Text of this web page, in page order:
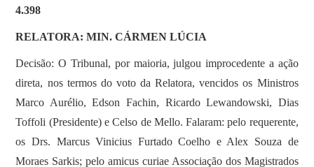
4.398
RELATORA: MIN. CÁRMEN LÚCIA
Decisão: O Tribunal, por maioria, julgou improcedente a ação
direta, nos termos do voto da Relatora, vencidos os Ministros
Marco Aurélio, Edson Fachin, Ricardo Lewandowski, Dias
Toffoli (Presidente) e Celso de Mello. Falaram: pelo requerente,
os Drs. Marcus Vinicius Furtado Coelho e Alex Souza de
Moraes Sarkis; pelo amicus curiae Associação dos Magistrados